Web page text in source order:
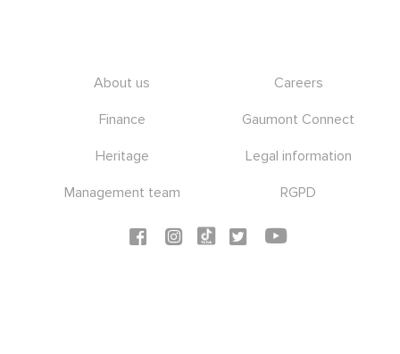
About us Careers
Finance Gaumont Connect
Heritage Legal information
Management team
RGPD